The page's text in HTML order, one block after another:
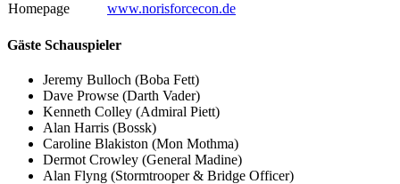
Homepage
www.norisforcecon.de
Gäste Schauspieler
Jeremy Bulloch (Boba Fett)
Dave Prowse (Darth Vader)
Kenneth Colley (Admiral Piett)
Alan Harris (Bossk)
Caroline Blakiston (Mon Mothma)
Dermot Crowley (General Madine)
Alan Flyng (Stormtrooper & Bridge Officer)